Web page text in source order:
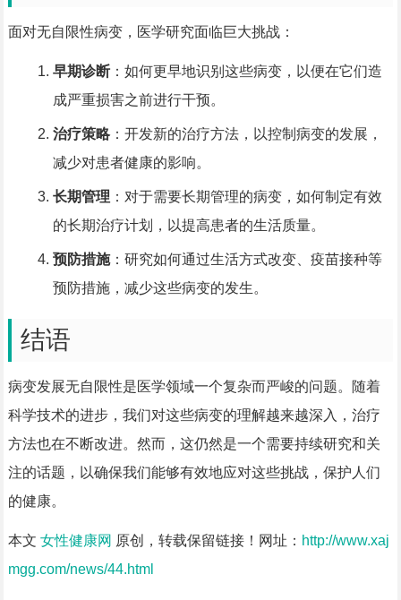
面对无自限性病变，医学研究面临巨大挑战：
早期诊断：如何更早地识别这些病变，以便在它们造
成严重损害之前进行干预。
治疗策略：开发新的治疗方法，以控制病变的发展，
减少对患者健康的影响。
长期管理 ：对于需要长期管理的病变，如何制定有效
的长期治疗计划，以提高患者的生活质量。
预防措施：研究如何通过生活方式改变、疫苗接种等
预防措施，减少这些病变的发生。
结语
病变发展无自限性是医学领域一个复杂而严峻的问题。随着
科学技术的进步，我们对这些病变的理解越来越深入，治疗
方法也在不断改进。然而，这仍然是一个需要持续研究和关
注的话题，以确保我们能够有效地应对这些挑战，保护人们
的健康。
本文 女性健康网 原创，转载保留链接！网址： http://www.xaj
mgg.com/news/44.html